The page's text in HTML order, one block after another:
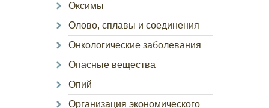
Оксимы
Олово, сплавы и соединения
Онкологические заболевания
Опасные вещества
Опий
Организация экономического